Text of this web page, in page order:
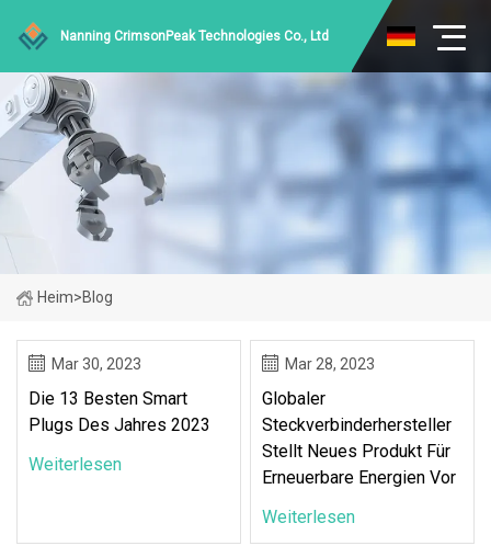
Nanning CrimsonPeak Technologies Co., Ltd
Heim>Blog
Mar 30, 2023
Die 13 Besten Smart
Plugs Des Jahres 2023
Weiterlesen
Mar 28, 2023
Globaler
Steckverbinderhersteller
Stellt Neues Produkt Für
Erneuerbare Energien Vor
Weiterlesen